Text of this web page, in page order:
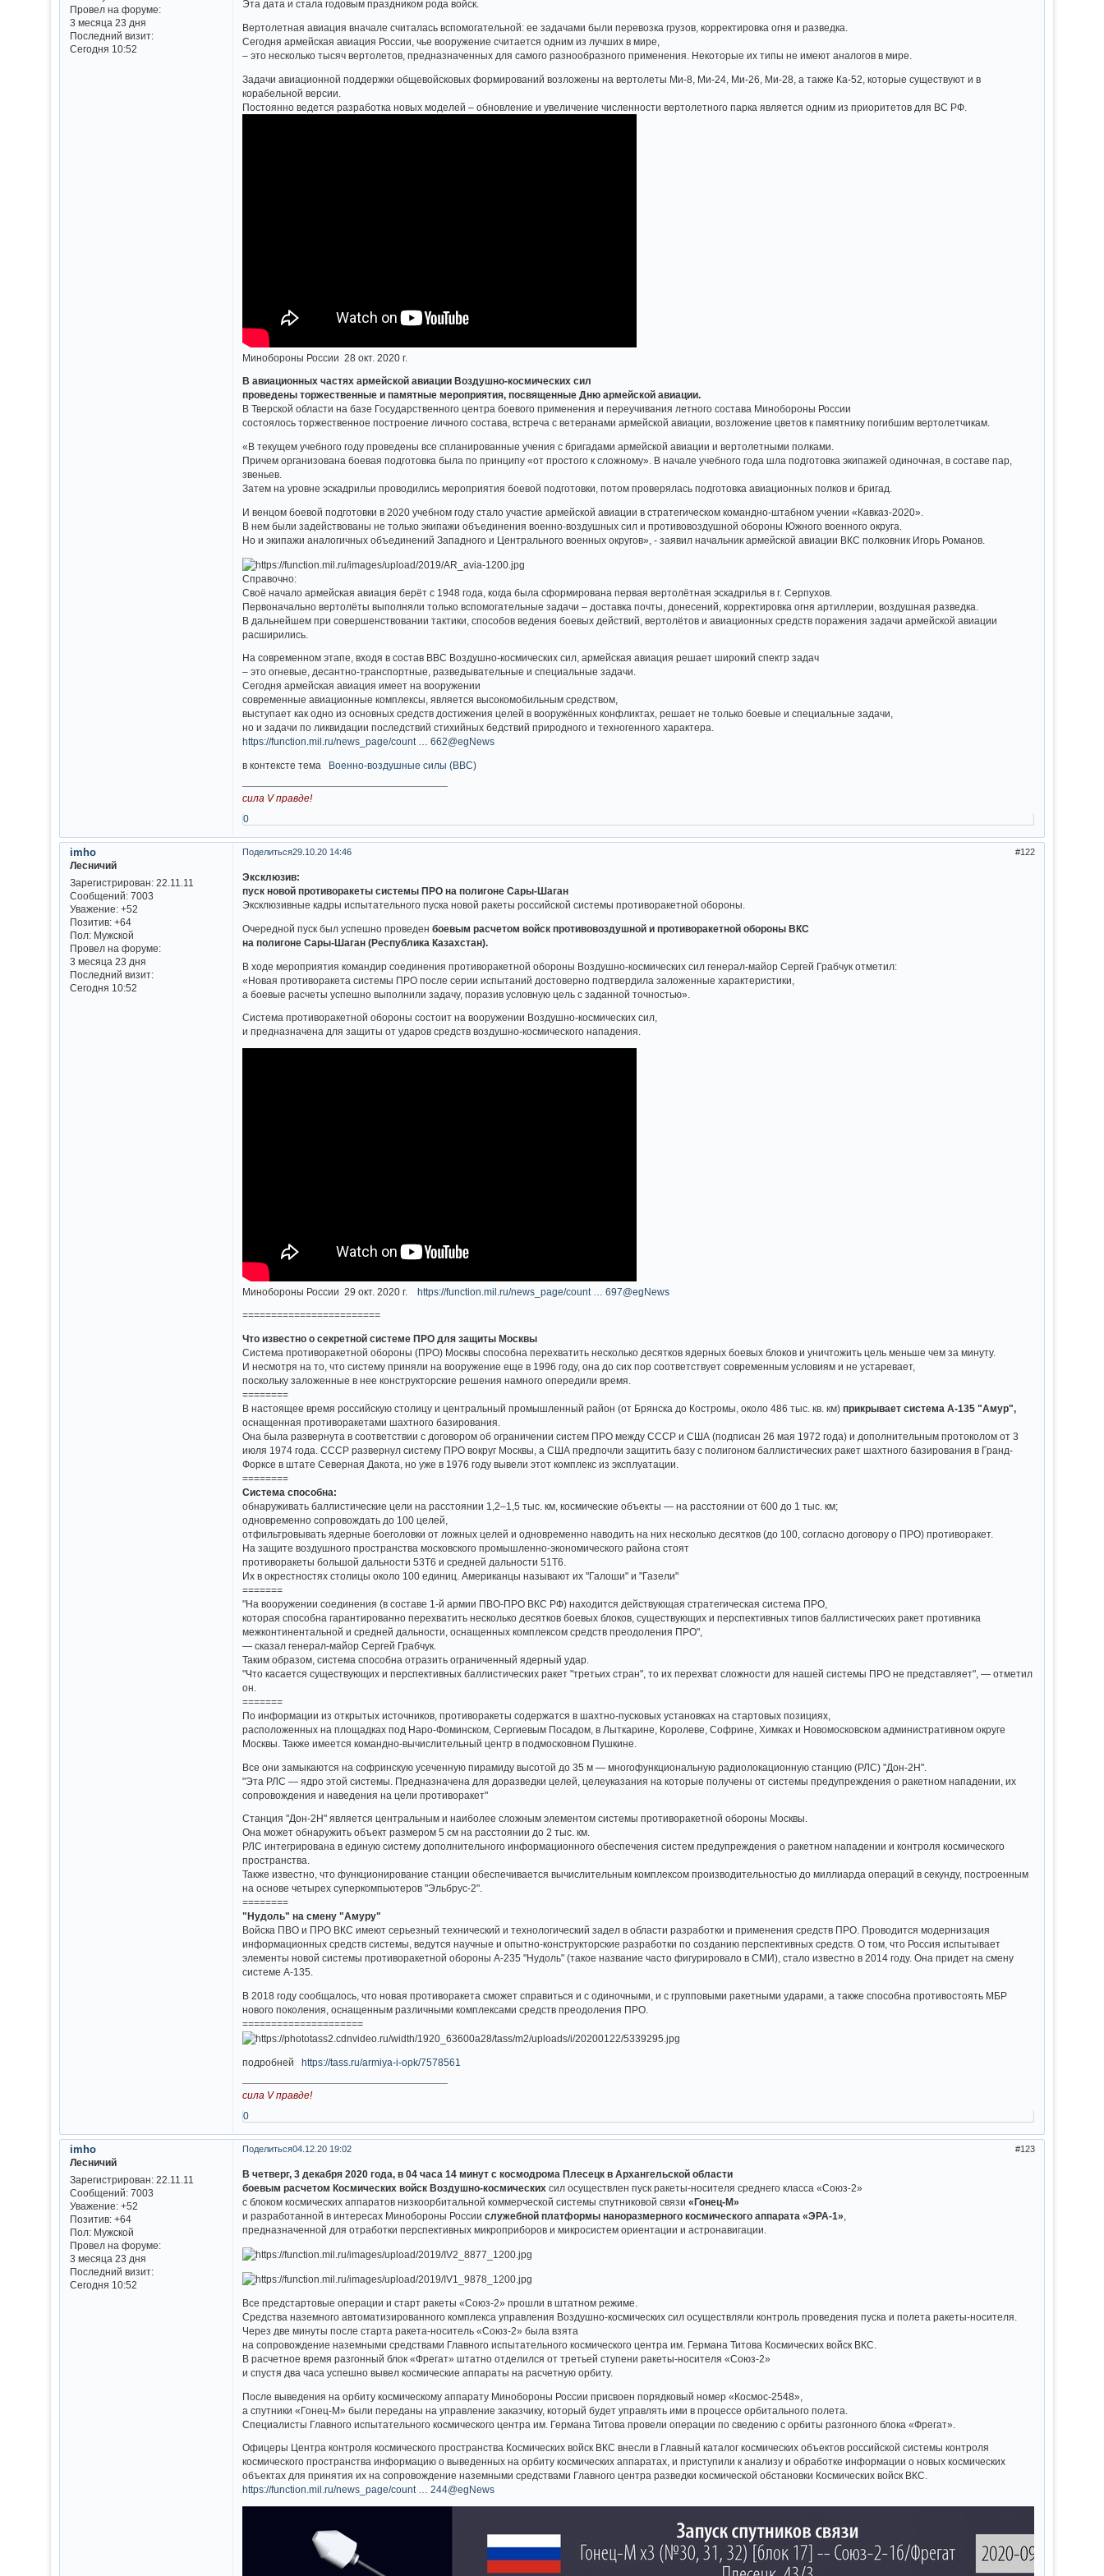
Провел на форуме:
3 месяца 23 дня
Последний визит:
Сегодня 10:52
Эта дата и стала годовым праздником рода войск.
Вертолетная авиация вначале считалась вспомогательной: ее задачами были перевозка грузов, корректировка огня и разведка.
Сегодня армейская авиация России, чье вооружение считается одним из лучших в мире,
– это несколько тысяч вертолетов, предназначенных для самого разнообразного применения. Некоторые их типы не имеют аналогов в мире.
Задачи авиационной поддержки общевойсковых формирований возложены на вертолеты Ми-8, Ми-24, Ми-26, Ми-28, а также Ка-52, которые существуют и в
корабельной версии.
Постоянно ведется разработка новых моделей – обновление и увеличение численности вертолетного парка является одним из приоритетов для ВС РФ.
Минобороны России 28 окт. 2020 г.
В авиационных частях армейской авиации Воздушно-космических сил
проведены торжественные и памятные мероприятия, посвященные Дню армейской авиации.
В Тверской области на базе Государственного центра боевого применения и переучивания летного состава Минобороны России
состоялось торжественное построение личного состава, встреча с ветеранами армейской авиации, возложение цветов к памятнику погибшим вертолетчикам.
«В текущем учебного году проведены все спланированные учения с бригадами армейской авиации и вертолетными полками.
Причем организована боевая подготовка была по принципу «от простого к сложному». В начале учебного года шла подготовка экипажей одиночная, в составе пар,
звеньев.
Затем на уровне эскадрильи проводились мероприятия боевой подготовки, потом проверялась подготовка авиационных полков и бригад.
И венцом боевой подготовки в 2020 учебном году стало участие армейской авиации в стратегическом командно-штабном учении «Кавказ-2020».
В нем были задействованы не только экипажи объединения военно-воздушных сил и противовоздушной обороны Южного военного округа.
Но и экипажи аналогичных объединений Западного и Центрального военных округов», - заявил начальник армейской авиации ВКС полковник Игорь Романов.
Справочно:
Своё начало армейская авиация берёт с 1948 года, когда была сформирована первая вертолётная эскадрилья в г. Серпухов.
Первоначально вертолёты выполняли только вспомогательные задачи – доставка почты, донесений, корректировка огня артиллерии, воздушная разведка.
В дальнейшем при совершенствовании тактики, способов ведения боевых действий, вертолётов и авиационных средств поражения задачи армейской авиации
расширились.
На современном этапе, входя в состав ВВС Воздушно-космических сил, армейская авиация решает широкий спектр задач
– это огневые, десантно-транспортные, разведывательные и специальные задачи.
Сегодня армейская авиация имеет на вооружении
современные авиационные комплексы, является высокомобильным средством,
выступает как одно из основных средств достижения целей в вооружённых конфликтах, решает не только боевые и специальные задачи,
но и задачи по ликвидации последствий стихийных бедствий природного и техногенного характера.
https://function.mil.ru/news_page/count … 662@egNews
в контексте тема Военно-воздушные силы (ВВС)
сила V правде!
0
Поделиться 122
29.10.20 14:46
imho
Лесничий
Зарегистрирован: 22.11.11
Сообщений:7003
Уважение: +52
Позитив: +64
Пол:Мужской
Провел на форуме:
3 месяца 23 дня
Последний визит:
Сегодня 10:52
Эксклюзив:
пуск новой противоракеты системы ПРО на полигоне Сары-Шаган
Эксклюзивные кадры испытательного пуска новой ракеты российской системы противоракетной обороны.
Очередной пуск был успешно проведен боевым расчетом войск противовоздушной и противоракетной обороны ВКС
на полигоне Сары-Шаган (Республика Казахстан).
В ходе мероприятия командир соединения противоракетной обороны Воздушно-космических сил генерал-майор Сергей Грабчук отметил:
«Новая противоракета системы ПРО после серии испытаний достоверно подтвердила заложенные характеристики,
а боевые расчеты успешно выполнили задачу, поразив условную цель с заданной точностью».
Система противоракетной обороны состоит на вооружении Воздушно-космических сил,
и предназначена для защиты от ударов средств воздушно-космического нападения.
Минобороны России 29 окт. 2020 г.https://function.mil.ru/news_page/count … 697@egNews
========================
Что известно о секретной системе ПРО для защиты Москвы
Система противоракетной обороны (ПРО) Москвы способна перехватить несколько десятков ядерных боевых блоков и уничтожить цель меньше чем за минуту.
И несмотря на то, что систему приняли на вооружение еще в 1996 году, она до сих пор соответствует современным условиям и не устаревает,
поскольку заложенные в нее конструкторские решения намного опередили время.
========
В настоящее время российскую столицу и центральный промышленный район (от Брянска до Костромы, около 486 тыс. кв. км)прикрывает система А-135 "Амур",
оснащенная противоракетами шахтного базирования.
Она была развернута в соответствии с договором об ограничении систем ПРО между СССР и США (подписан 26 мая 1972 года) и дополнительным протоколом от 3
июля 1974 года. СССР развернул систему ПРО вокруг Москвы, а США предпочли защитить базу с полигоном баллистических ракет шахтного базирования в Гранд-
Форксе в штате Северная Дакота, но уже в 1976 году вывели этот комплекс из эксплуатации.
========
Система способна:
обнаруживать баллистические цели на расстоянии 1,2–1,5 тыс. км, космические объекты — на расстоянии от 600 до 1 тыс. км;
одновременно сопровождать до 100 целей,
отфильтровывать ядерные боеголовки от ложных целей и одновременно наводить на них несколько десятков (до 100, согласно договору о ПРО) противоракет.
На защите воздушного пространства московского промышленно-экономического района стоят
противоракеты большой дальности 53Т6 и средней дальности 51Т6.
Их в окрестностях столицы около 100 единиц. Американцы называют их "Галоши" и "Газели"
=======
"На вооружении соединения (в составе 1-й армии ПВО-ПРО ВКС РФ) находится действующая стратегическая система ПРО,
которая способна гарантированно перехватить несколько десятков боевых блоков, существующих и перспективных типов баллистических ракет противника
межконтинентальной и средней дальности, оснащенных комплексом средств преодоления ПРО",
— сказал генерал-майор Сергей Грабчук.
Таким образом, система способна отразить ограниченный ядерный удар.
"Что касается существующих и перспективных баллистических ракет "третьих стран", то их перехват сложности для нашей системы ПРО не представляет", — отметил
он.
=======
По информации из открытых источников, противоракеты содержатся в шахтно-пусковых установках на стартовых позициях,
расположенных на площадках под Наро-Фоминском, Сергиевым Посадом, в Лыткарине, Королеве, Софрине, Химках и Новомосковском административном округе
Москвы. Также имеется командно-вычислительный центр в подмосковном Пушкине.
Все они замыкаются на софринскую усеченную пирамиду высотой до 35 м — многофункциональную радиолокационную станцию (РЛС) "Дон-2Н".
"Эта РЛС — ядро этой системы. Предназначена для доразведки целей, целеуказания на которые получены от системы предупреждения о ракетном нападении, их
сопровождения и наведения на цели противоракет"
Станция "Дон-2Н" является центральным и наиболее сложным элементом системы противоракетной обороны Москвы.
Она может обнаружить объект размером 5 см на расстоянии до 2 тыс. км.
РЛС интегрирована в единую систему дополнительного информационного обеспечения систем предупреждения о ракетном нападении и контроля космического
пространства.
Также известно, что функционирование станции обеспечивается вычислительным комплексом производительностью до миллиарда операций в секунду, построенным
на основе четырех суперкомпьютеров "Эльбрус-2".
========
"Нудоль" на смену "Амуру"
Войска ПВО и ПРО ВКС имеют серьезный технический и технологический задел в области разработки и применения средств ПРО. Проводится модернизация
информационных средств системы, ведутся научные и опытно-конструкторские разработки по созданию перспективных средств. О том, что Россия испытывает
элементы новой системы противоракетной обороны А-235 "Нудоль" (такое название часто фигурировало в СМИ), стало известно в 2014 году. Она придет на смену
системе А-135.
В 2018 году сообщалось, что новая противоракета сможет справиться и с одиночными, и с групповыми ракетными ударами, а также способна противостоять МБР
нового поколения, оснащенным различными комплексами средств преодоления ПРО.
=====================
подробней https://tass.ru/armiya-i-opk/7578561
сила V правде!
0
Поделиться 123
04.12.20 19:02
imho
Лесничий
Зарегистрирован: 22.11.11
Сообщений:7003
Уважение: +52
Позитив: +64
Пол:Мужской
Провел на форуме:
3 месяца 23 дня
Последний визит:
Сегодня 10:52
В четверг, 3 декабря 2020 года, в 04 часа 14 минут с космодрома Плесецк в Архангельской области
боевым расчетом Космических войск Воздушно-космических сил осуществлен пуск ракеты-носителя среднего класса «Союз-2»
с блоком космических аппаратов низкоорбитальной коммерческой системы спутниковой связи «Гонец-М»
и разработанной в интересах Минобороны Россиислужебной платформы наноразмерного космического аппарата «ЭРА-1»
предназначенной для отработки перспективных микроприборов и микросистем ориентации и астронавигации.
Все предстартовые операции и старт ракеты «Союз-2» прошли в штатном режиме.
Средства наземного автоматизированного комплекса управления Воздушно-космических сил осуществляли контроль проведения пуска и полета ракеты-носителя.
Через две минуты после старта ракета-носитель «Союз-2» была взята
на сопровождение наземными средствами Главного испытательного космического центра им. Германа Титова Космических войск ВКС.
В расчетное время разгонный блок «Фрегат» штатно отделился от третьей ступени ракеты-носителя «Союз-2»
и спустя два часа успешно вывел космические аппараты на расчетную орбиту.
После выведения на орбиту космическому аппарату Минобороны России присвоен порядковый номер «Космос-2548»,
а спутники «Гонец-М» были переданы на управление заказчику, который будет управлять ими в процессе орбитального полета.
Специалисты Главного испытательного космического центра им. Германа Титова провели операции по сведению с орбиты разгонного блока «Фрегат».
Офицеры Центра контроля космического пространства Космических войск ВКС внесли в Главный каталог космических объектов российской системы контроля
космического пространства информацию о выведенных на орбиту космических аппаратах, и приступили к анализу и обработке информации о новых космических
объектах для принятия их на сопровождение наземными средствами Главного центра разведки космической обстановки Космических войск ВКС.
https://function.mil.ru/news_page/count … 244@egNews